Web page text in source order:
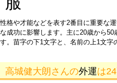
性格や才能などを表す2番目に重要な
な成功に影響します。主に20歳から
す。苗字の下1文字と、名前の上1文字
高城健大朗さんの外運は